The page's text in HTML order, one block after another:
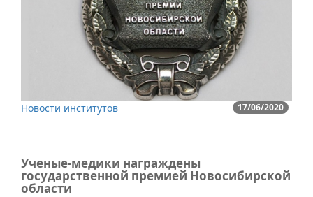
17/06/2020
Новости институтов
Ученые-медики награждены
государственной премией Новосибирской
области